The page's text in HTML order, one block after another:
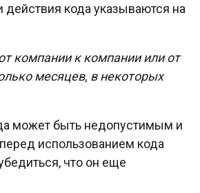
кода указываются на
компании к компании или от
месяцев, в некоторых
может быть недопустимым и
использованием кода
что он еще